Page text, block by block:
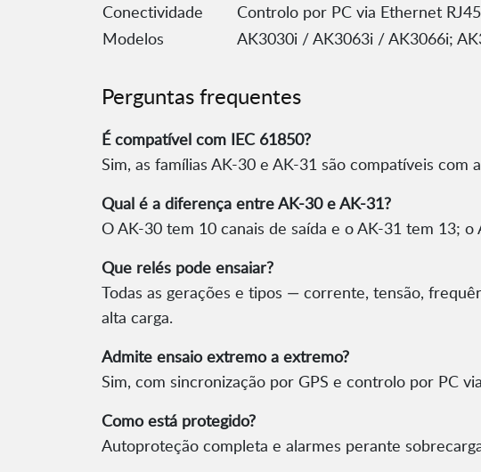
Conectividade
Controlo por PC via Ethernet
Modelos
AK3030i / AK3063i / AK3066i;
Perguntas frequentes
É compatível com IEC 61850?
Sim, as famílias AK-30 e AK-31 são compatíveis com
Qual é a diferença entre AK-30 e AK-31?
O AK-30 tem 10 canais de saída e o AK-31 tem 13;
Que relés pode ensaiar?
Todas as gerações e tipos — corrente, tensão,
alta carga.
Admite ensaio extremo a extremo?
Sim, com sincronização por GPS e controlo por PC
Como está protegido?
Autoproteção completa e alarmes perante